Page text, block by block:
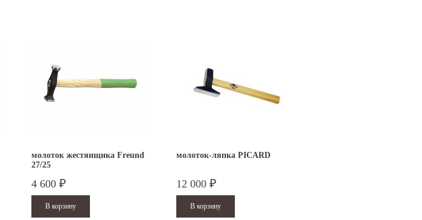
молоток жестянщика Freund
27/25
4 600 ₽
молоток-ляпка PICARD
12 000 ₽